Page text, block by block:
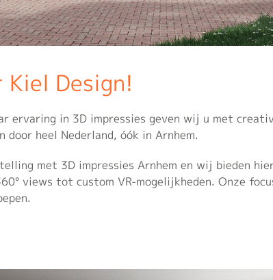
Kiel Design!
ervaring in 3D impressies geven wij u met
door heel Nederland, óók in Arnhem.
met 3D impressies Arnhem en wij bieden
views tot custom VR-mogelijkheden. Onze